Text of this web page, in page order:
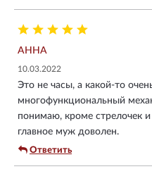
АННА
10.03.2022
Это не часы, а какой-то
многофункциональный
понимаю, кроме стрелочек
главное муж доволен.
Ответить